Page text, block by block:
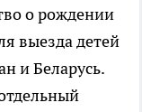
о рождении
выезда детей
и Беларусь.